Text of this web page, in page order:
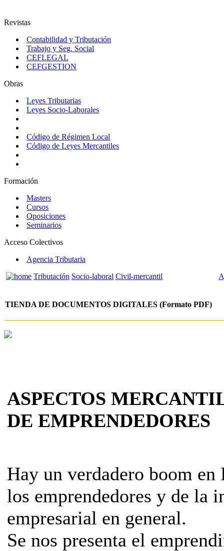
Revistas
Contabilidad y Tributación
Trabajo y Seg. Social
CEFLEGAL
CEFGESTION
Obras
Leyes Tributarias
Leyes Socio-Laborales
Código de Régimen Local
Código de Leyes Mercantiles
Formación
Masters
Cursos
Oposiciones
Seminarios
Acceso Colectivos
Agencia Tributaria
Tributación Socio-laboral Civil-mercantil
TIENDA DE DOCUMENTOS DIGITALES (Formato PDF)
ASPECTOS
DE EMPRENDEDORES
Hay un verdadero boom en
los emprendedores y de la
empresarial en general.
Se nos presenta el